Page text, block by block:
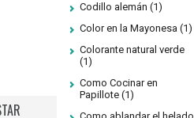
Codillo alemán (1)
Color en la Mayonesa (1)
Colorante natural verde
(1)
Como Cocinar en
Papillote (1)